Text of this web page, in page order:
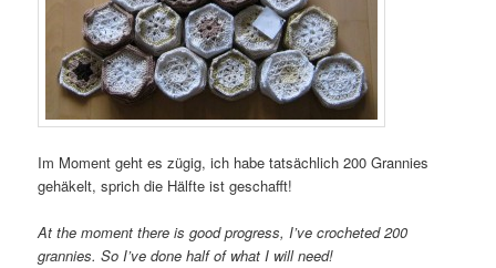
Im Moment geht es zügig, ich habe tatsächlich 200 Grannies
gehäkelt, sprich die Hälfte ist geschafft!
At the moment there is good progress, I’ve crocheted 200
grannies. So I’ve done half of what I will need!